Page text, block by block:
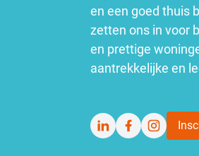
en een goed thuis
zetten ons in voor
en prettige
aantrekkelijke en
LinkedInFacebook